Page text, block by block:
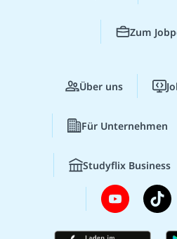
Zum
Über uns
Für Unternehmen
Studyflix Business